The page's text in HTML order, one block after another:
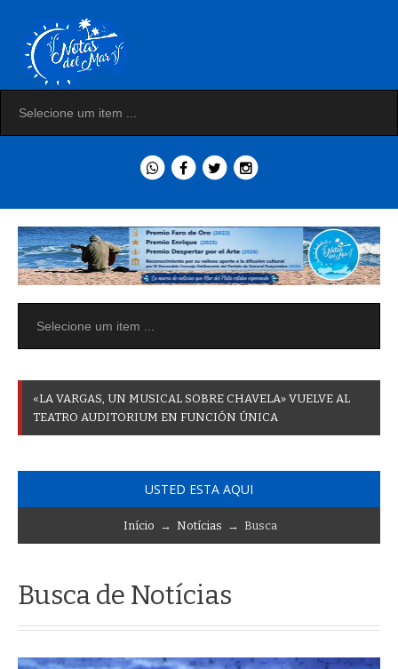
«LA VARGAS UN MUSICAL SOBRE CHAVELA» VUELVE AL
TEATRO AUDITORIUM EN FUNCIÓN ÚNICA
USTED ESTA AQUI
Início → Notícias → Busca
Busca de Notícias